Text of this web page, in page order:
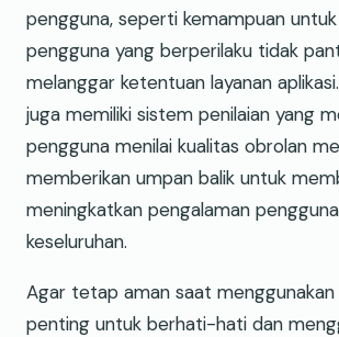
pengguna, seperti kemampuan
pengguna yang berperilaku tidak
melanggar ketentuan layanan
juga memiliki sistem penilaian yang
pengguna menilai kualitas obrolan
memberikan umpan balik untuk
meningkatkan pengalaman
keseluruhan.
Agar tetap aman saat
penting untuk berhati-hati dan